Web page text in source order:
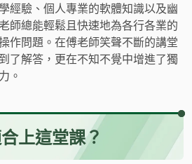
經驗、個人專業的軟體知識以及幽
師總能輕鬆且快速地為各行各業的
作問題。在傅老師笑聲不斷的講堂
了解答，更在不知不覺中增進了獨
。
上這堂課？